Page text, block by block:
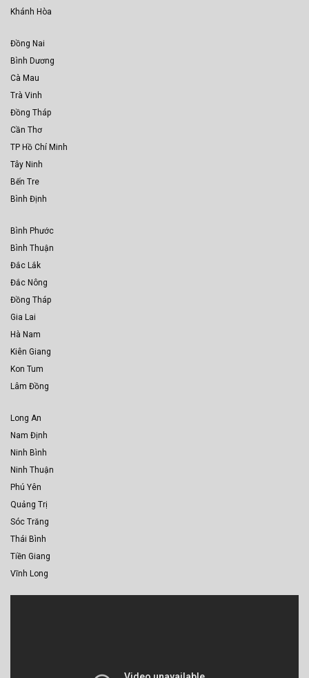
Khánh Hòa
Đồng Nai
Bình Dương
Cà Mau
Trà Vinh
Đồng Tháp
Cần Thơ
TP Hồ Chí Minh
Tây Ninh
Bến Tre
Bình Định
Bình Phước
Bình Thuận
Đắc Lắk
Đắc Nông
Đồng Tháp
Gia Lai
Hà Nam
Kiên Giang
Kon Tum
Lâm Đồng
Long An
Nam Định
Ninh Bình
Ninh Thuận
Phú Yên
Quảng Trị
Sóc Trăng
Thái Bình
Tiền Giang
Vĩnh Long